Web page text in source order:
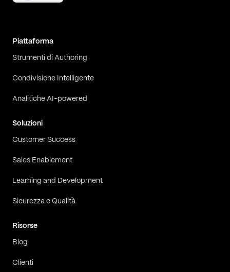
Piattaforma
Strumenti di Authoring
Condivisione Intelligente
Analitiche AI-powered
Soluzioni
Customer Success
Sales Enablement
Learning and Development
Sicurezza e Qualità
Risorse
Blog
Clienti